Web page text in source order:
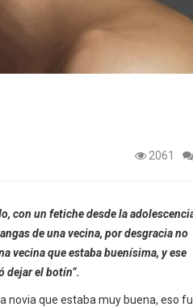
2061
con un fetiche desde la
de una vecina, por desgracia no
vecina que estaba buenísima, y ese
dejar el botín”.
novia que estaba muy buena, eso